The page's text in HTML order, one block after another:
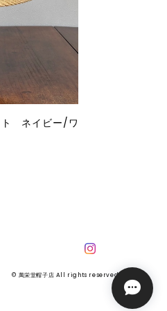
ネイビー/ワ
© 萬栄堂帽子店 All rights reserved.